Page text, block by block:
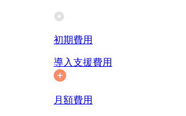
初期費用
導入支援費用
月額費用